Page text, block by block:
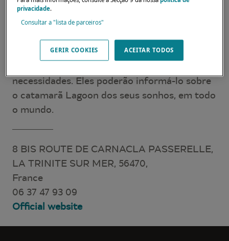
Os nossos revendedores estão disponíveis
necessidades. Eles poderão informá-lo sobre
o catamarã Lagoon dos seus sonhos, em todo
o mundo.
8 BIS ROUTE DE CARNACLA PASSERELLE,
LA TRINITE SUR MER, 56470,
France
06 37 47 93 09
Official website
privacidade.
Consultar a "lista de parceiros"
GERIR COOKIES ACEITAR TODOS